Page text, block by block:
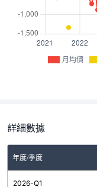
月均價
詳細數據
年度/季度
2026-Q1